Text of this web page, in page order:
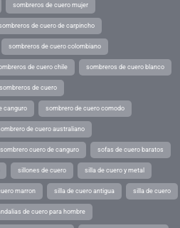
sombreros de cuero mujer
de cuero de carpincho
sombreros de cuero colombiano
de cuero chile sombreros de cuero blanco
sombreros de cuero
canguro sombrero de cuero comodo
de cuero australiano
sombrero cuero de canguro sofas de cuero baratos
sillones de cuero silla de cuero y metal
marron silla de cuero antigua silla de cuero
de cuero para hombre